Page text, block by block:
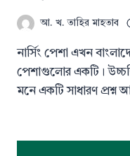
আ. খ. তাহির মাহতাব
নার্সিং পেশা এখন
পেশাগুলোর একটি।
মনে একটি সাধারণ